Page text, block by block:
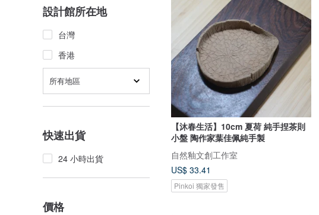
設計館所在地
台灣
香港
所有地區
快速出貨
24 小時出貨
價格
【沐春生活】10cm 夏荷 純手捏茶則
小盤 陶作家葉佳佩純手製
自然釉文創工作室
US$ 33.41
Pinkoi 獨家發售